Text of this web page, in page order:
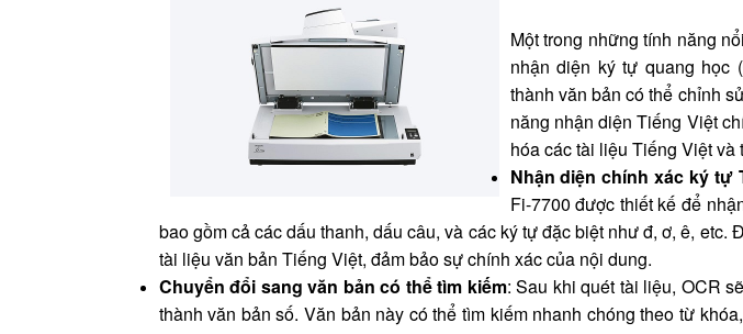
Một trong những tính năng
nhận diện ký tự quang học
thành văn bản có thể chỉnh
năng nhận diện Tiếng Việt
hóa các tài liệu Tiếng Việt
Nhận diện chính xác ký tự
Fi-7700 được thiết kế để
bao gồm cả các dấu thanh, dấu câu, và các ký tự đặc biệt như đ, ơ, ê, etc.
tài liệu văn bản Tiếng Việt, đảm bảo sự chính xác của nội dung.
Chuyển đổi sang văn bản có thể tìm kiếm: Sau khi quét tài liệu, OCR
thành văn bản số. Văn bản này có thể tìm kiếm nhanh chóng theo từ